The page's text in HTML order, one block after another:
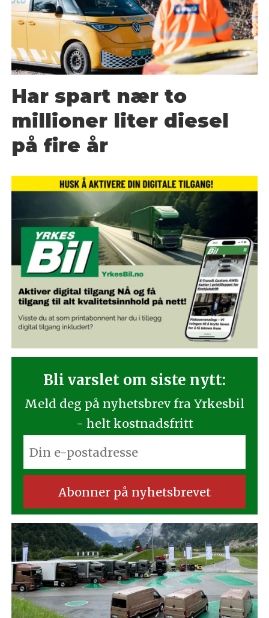
Har spart nær to
millioner liter diesel
på fire år
Bli varslet om siste nytt:
Meld deg på nyhetsbrev fra Yrkesbil
- helt kostnadsfritt